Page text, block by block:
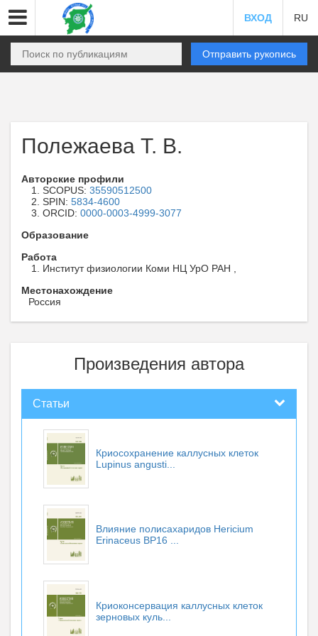
ВХОД RU
Отправить рукопись
Полежаева Т. В.
Авторские профили
SCOPUS: 35590512500
SPIN: 5834-4600
ORCID: 0000-0003-4999-3077
Образование
Работа
Институт физиологии Коми НЦ УрО РАН ,
Местонахождение
Россия
Произведения автора
Статьи
Криосохранение каллусных клеток
Lupinus angusti...
Влияние полисахаридов Нericium
Erinaceus BP16 ...
Криоконсервация каллусных клеток
зерновых куль...